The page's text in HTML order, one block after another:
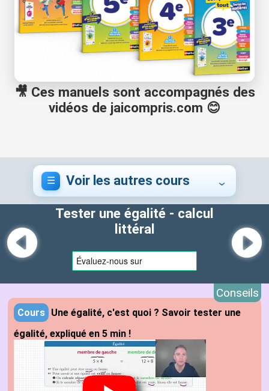
🎥 Ces manuels sont accompagnés des
vidéos de jaicompris.com 😊
Voir les autres cours
Tester une égalité - calcul
littéral
Conseils
Cours Une égalité, c'est quoi ? Savoir tester une
égalité, expliqué en 5 min !